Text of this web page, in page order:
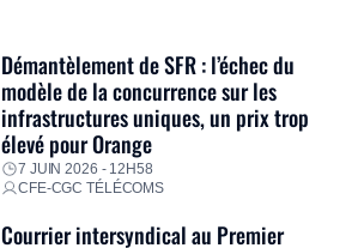
Démantèlement de SFR : l’échec du
modèle de la concurrence sur les
infrastructures uniques, un prix trop
élevé pour Orange
7 JUIN 2026 - 12H58
CFE-CGC TÉLÉCOMS
Courrier intersyndical au Premier